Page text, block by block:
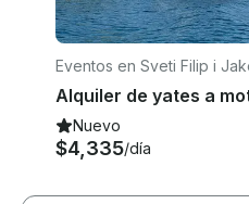
Eventos en Sveti Filip i
Nuevo
$4,335/día